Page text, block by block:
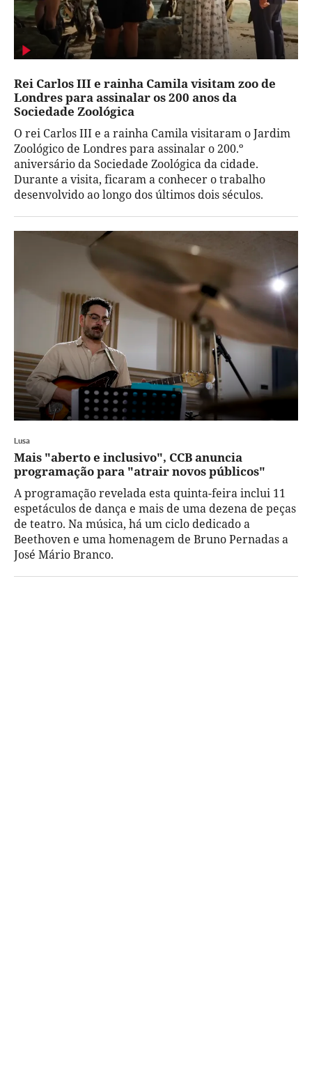
Rei Carlos III e rainha Camila visitam zoo de
Londres para assinalar os 200 anos da
Sociedade Zoológica
O rei Carlos III e a rainha Camila visitaram o Jardim
Zoológico de Londres para assinalar o 200.º
aniversário da Sociedade Zoológica da cidade.
Durante a visita, ficaram a conhecer o trabalho
desenvolvido ao longo dos últimos dois séculos.
Lusa
Mais "aberto e inclusivo", CCB anuncia
programação para "atrair novos públicos"
A programação revelada esta quinta-feira inclui 11
espetáculos de dança e mais de uma dezena de peças
de teatro. Na música, há um ciclo dedicado a
Beethoven e uma homenagem de Bruno Pernadas a
José Mário Branco.